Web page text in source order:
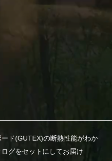
ード(GUTEX)の断熱性能がわか
グをセットにしてお届け